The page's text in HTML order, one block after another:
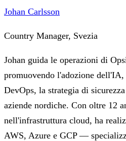
Johan Carlsson
Country Manager, Svezia
Johan guida le operazioni di
promuovendo l'adozione
DevOps, la strategia di
aziende nordiche. Con oltre 12
nell'infrastruttura cloud, ha
AWS, Azure e GCP —